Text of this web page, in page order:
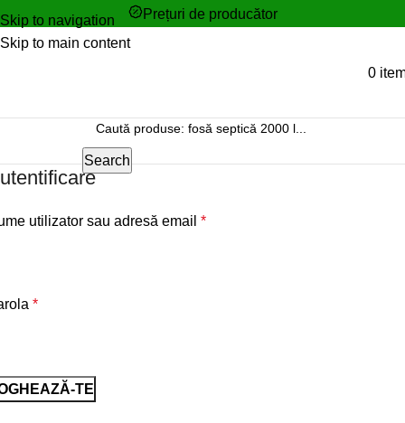
Skip to navigation
Skip to main content
Prețuri de producător
0
Search
utilizator sau adresă email *
*
TE